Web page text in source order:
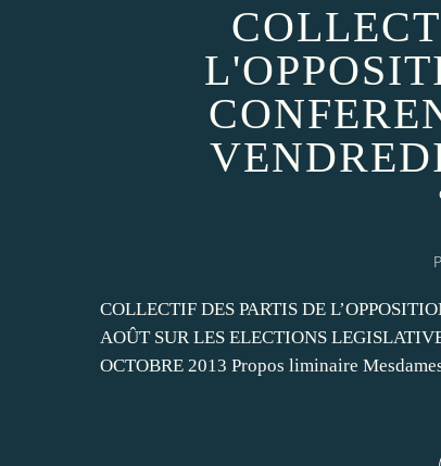
COLLECTIF DES PARTIS DE
AOÛT SUR LES ELECTIONS
OCTOBRE 2013 Propos liminaire